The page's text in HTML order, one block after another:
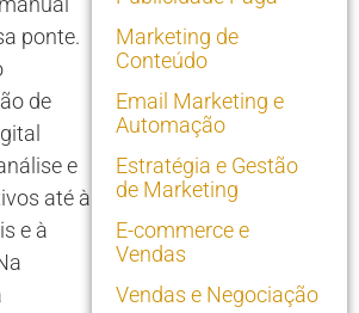
ponte.
de
e
até à
e à
Marketing de
Conteúdo
Email Marketing e
Automação
Estratégia e Gestão
de Marketing
E-commerce e
Vendas
Vendas e Negociação